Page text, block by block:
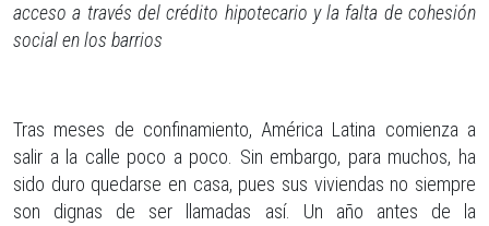
acceso a través del crédito hipotecario y la falta de cohesión
social en los barrios
Tras meses de confinamiento, América Latina comienza a
salir a la calle poco a poco. Sin embargo, para muchos, ha
sido duro quedarse en casa, pues sus viviendas no siempre
son dignas de ser llamadas así. Un año antes de la